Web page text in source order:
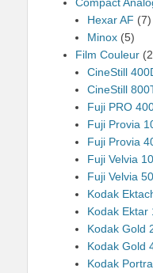
Hexar AF (7)
Minox (5)
Film Couleur
CineStill
CineStill
Fuji PRO
Fuji Provia
Fuji Provia
Fuji Velvia
Fuji Velvia 50
Kodak
Kodak Ektar
Kodak Gold
Kodak Gold
Kodak